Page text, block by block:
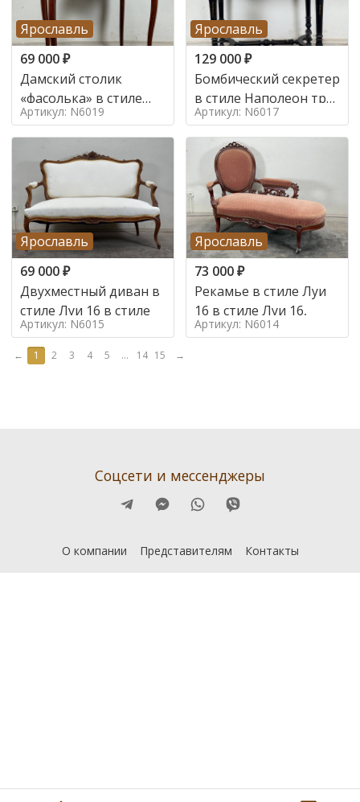
Ярославль
69 000₽
Дамский столик
«фасолька» в стиле
Луи 16,
Артикул: N6019
Ярославль
129 000₽
Бомбический секретер
в стиле Наполеон труа
в стиле
Артикул: N6017
Ярославль
69 000₽
Двухместный диван в
стиле Луи 16 в стиле
Артикул: N6015
Ярославль
73 000₽
Рекамье в стиле Луи
16 в стиле Луи 16,
Артикул: N6014
← 1 2 3 4 5 ... 14 15 →
Соцсети и мессенджеры
О компании Представителям Контакты